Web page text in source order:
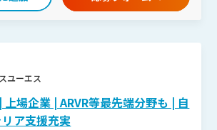
ユーエス
上場企業 | ARVR等最先端分野も | 自
ア支援充実